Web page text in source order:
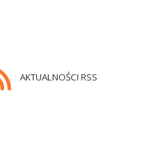
AKTUALNOŚCI RSS